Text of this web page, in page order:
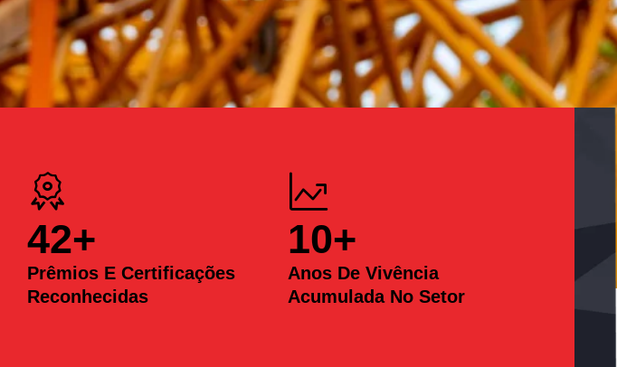
Prêmios E Certificações
Reconhecidas
42+
Anos De Vivência
Acumulada No Setor
10+